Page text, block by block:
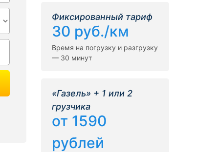
Фиксированный тариф
30 руб./км
Время на погрузку и разгрузку
— 30 минут
«Газель» + 1 или 2
грузчика
от 1590
рублей